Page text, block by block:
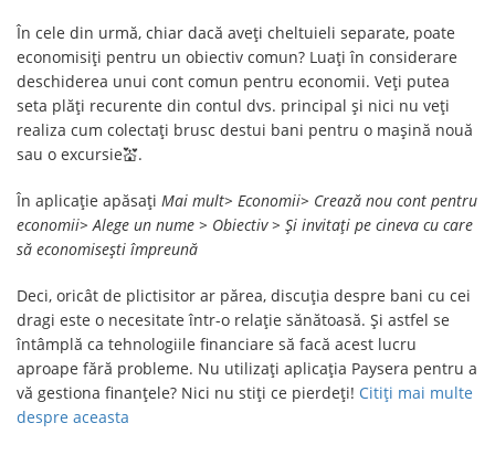
În cele din urmă, chiar dacă aveți cheltuieli separate, poate
economisiți pentru un obiectiv comun? Luați în considerare
deschiderea unui cont comun pentru economii. Veți putea
seta plăți recurente din contul dvs. principal și nici nu veți
realiza cum colectați brusc destui bani pentru o mașină nouă
sau o excursie💒.
În aplicație apăsați Mai mult> Economii> Crează nou cont pentru
economii> Alege un nume > Obiectiv > Și invitați pe cineva cu care
să economisești împreună
Deci, oricât de plictisitor ar părea, discuția despre bani cu cei
dragi este o necesitate într-o relație sănătoasă. Și astfel se
întâmplă ca tehnologiile financiare să facă acest lucru
aproape fără probleme. Nu utilizați aplicația Paysera pentru a
vă gestiona finanțele? Nici nu stiți ce pierdeți! Citiți mai multe
despre aceasta